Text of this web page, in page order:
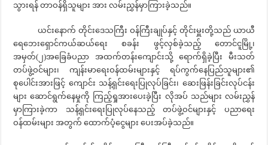
သွားရန် တာဝန်ရှိသူများ အား လမ်းညွှန်မှာကြားခဲ့သည်။
ယင်းနောက် တိုင်းဒေသကြီး ဝန်ကြီးချုပ်နှင့် တိုင်းမှူးတို့သည် ယာယီ
ရေဘေးရှောင်ကယ်ဆယ်ရေး စခန်း ဖွင့်လှစ်ခဲ့သည့် တောင်ငူမြို့၊
အမှတ်(၂)အခြေခံပညာ အထက်တန်းကျောင်းသို့ ရောက်ရှိခဲ့ပြီး မီးသတ်
တပ်ဖွဲ့ဝင်များ၊ ကျန်းမာရေးဝန်ထမ်းများနှင့် ရပ်ကွက်နေပြည်သူများ၏
စုပေါင်းအားဖြင့် ကျောင်း သန့်ရှင်းရေးပြုလုပ်ခြင်း၊ ဆေးဖြန်းခြင်းလုပ်ငန်း
များ ဆောင်ရွက်နေမှုကို ကြည့်ရှုအားပေးခဲ့ပြီး လိုအပ် သည်များ လမ်းညွှန်
မှာကြားခဲ့ကာ သန့်ရှင်းရေးပြုလုပ်နေသည့် တပ်ဖွဲ့ဝင်များနှင့် ပညာရေး
ဝန်ထမ်းများ အတွက် ထောက်ပံ့ငွေများ ပေးအပ်ခဲ့သည်။